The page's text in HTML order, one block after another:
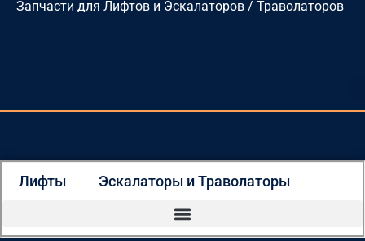
Перейти
Запчасти для Лифтов и Эскалаторов / Траволаторов
Лифты Эскалаторы и Траволаторы